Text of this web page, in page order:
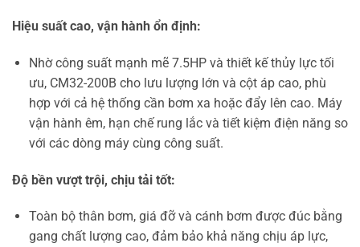
Hiệu suất cao, vận hành ổn định:
Nhờ công suất mạnh mẽ 7.5HP và thiết kế thủy lực tối
ưu, CM32-200B cho lưu lượng lớn và cột áp cao, phù
hợp với cả hệ thống cần bơm xa hoặc đẩy lên cao. Máy
vận hành êm, hạn chế rung lắc và tiết kiệm điện năng so
với các dòng máy cùng công suất.
Độ bền vượt trội, chịu tải tốt:
Toàn bộ thân bơm, giá đỡ và cánh bơm được đúc bằng
gang chất lượng cao, đảm bảo khả năng chịu áp lực,